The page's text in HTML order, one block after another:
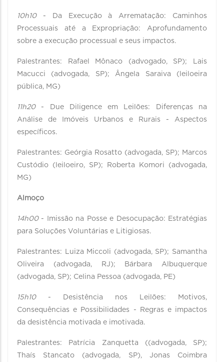
10h10 - Da Execução à Arrematação: Caminhos
Processuais até a Expropriação: Aprofundamento
sobre a execução processual e seus impactos.
Palestrantes: Rafael Mônaco (advogado, SP); Lais
Macucci (advogada, SP); Ângela Saraiva (leiloeira
pública, MG)
11h20 - Due Diligence em Leilões: Diferenças na
Análise de Imóveis Urbanos e Rurais - Aspectos
específicos.
Palestrantes: Geórgia Rosatto (advogada, SP); Marcos
Custódio (leiloeiro, SP); Roberta Komori (advogada,
MG)
Almoço
14h00- Imissão na Posse e Desocupação: Estratégias
para Soluções Voluntárias e Litigiosas.
Palestrantes: Luiza Miccoli (advogada, SP); Samantha
Oliveira (advogada, RJ); Bárbara Albuquerque
(advogada, SP); Celina Pessoa (advogada, PE)
15h10 - Desistência nos Leilões: Motivos,
Consequências e Possibilidades - Regras e impactos
da desistência motivada e imotivada.
Palestrantes: Patrícia Zanquetta ((advogada, SP);
Thaís Stancato (advogada, SP), Jonas Coimbra